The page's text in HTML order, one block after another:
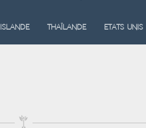
Islande Thaïlande Etats Unis